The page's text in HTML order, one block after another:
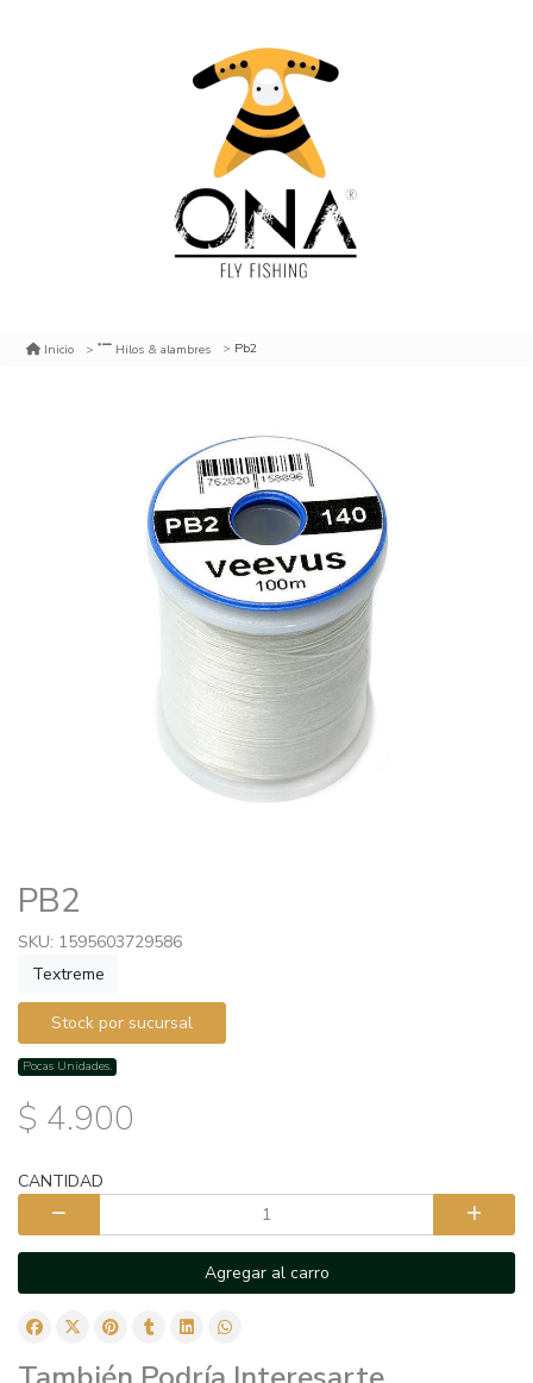
Inicio Hilos & alambres Pb2
PB2
SKU: 1595603729586
Textreme
Stock por sucursal
Pocas Unidades.
$ 4.900
CANTIDAD
Agregar al carro